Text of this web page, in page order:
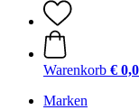
Warenkorb €
Marken